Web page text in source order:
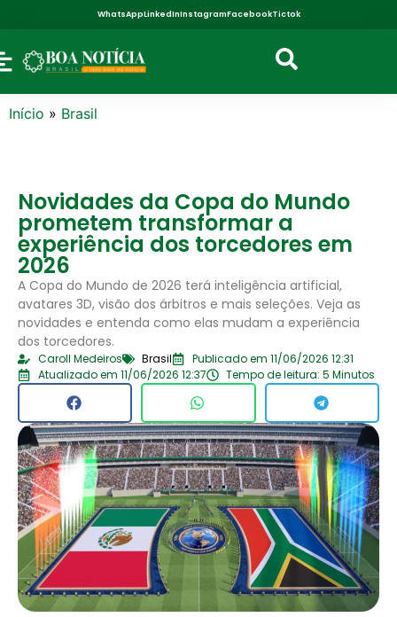
WhatsAppLinkedInInstagramFacebookTictok
Início » Brasil
Novidades da Copa do Mundo
prometem transformar a
experiência dos torcedores em
2026
A Copa do Mundo de 2026 terá inteligência artificial,
avatares 3D, visão dos árbitros e mais seleções. Veja as
novidades e entenda como elas mudam a experiência
dos torcedores.
Caroll Medeiros Brasil
Publicado em 11/06/2026 12:31
Atualizado em 11/06/2026 12:37
Tempo de leitura: 5 Minutos